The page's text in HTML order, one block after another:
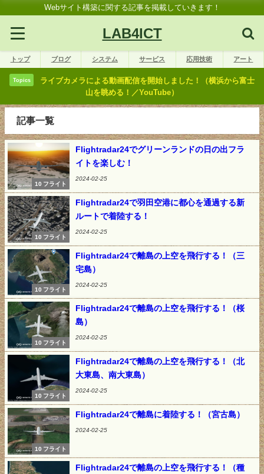
Webサイト構築に関する記事を掲載していきます！
LAB4ICT
トップ ブログ システム サービス 応用技術 アート
Topics
ライブカメラによる動画配信を開始しました！（横浜から富士
山を眺める！／YouTube）
記事一覧
10 フライト
Flightradar24でグリーンランドの日の出フラ
イトを楽しむ！
2024-02-25
10 フライト
Flightradar24で羽田空港に都心を通過する新
ルートで着陸する！
2024-02-25
10 フライト
Flightradar24で離島の上空を飛行する！（三
宅島）
2024-02-25
10 フライト
Flightradar24で離島の上空を飛行する！（桜
島）
2024-02-25
10 フライト
Flightradar24で離島の上空を飛行する！（北
大東島、南大東島）
2024-02-25
10 フライト
Flightradar24で離島に着陸する！（宮古島）
2024-02-25
Flightradar24で離島の上空を飛行する！（種